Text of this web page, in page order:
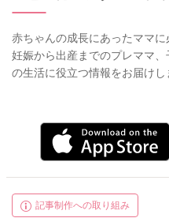
赤ちゃんの成長にあったママに
妊娠から出産までのプレママ
の生活に役立つ情報をお届けし
記事制作への取り組み